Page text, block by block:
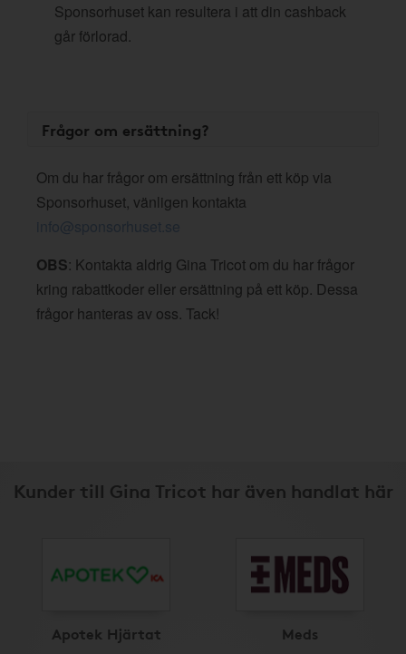
Sponsorhuset kan resultera i att din cashback
går förlorad.
Frågor om ersättning?
Om du har frågor om ersättning från ett köp via
Sponsorhuset, vänligen kontakta
info@sponsorhuset.se
OBS: Kontakta aldrig Gina Tricot om du har frågor
kring rabattkoder eller ersättning på ett köp. Dessa
frågor hanteras av oss. Tack!
Kunder till Gina Tricot har även handlat här
Apotek Hjärtat Meds